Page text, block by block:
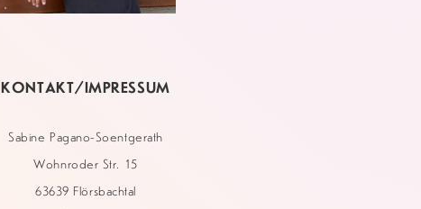
KONTAKT/IMPRESSUM
Sabine Pagano-Soentgerath
Wohnroder Str. 15
63639 Flörsbachtal